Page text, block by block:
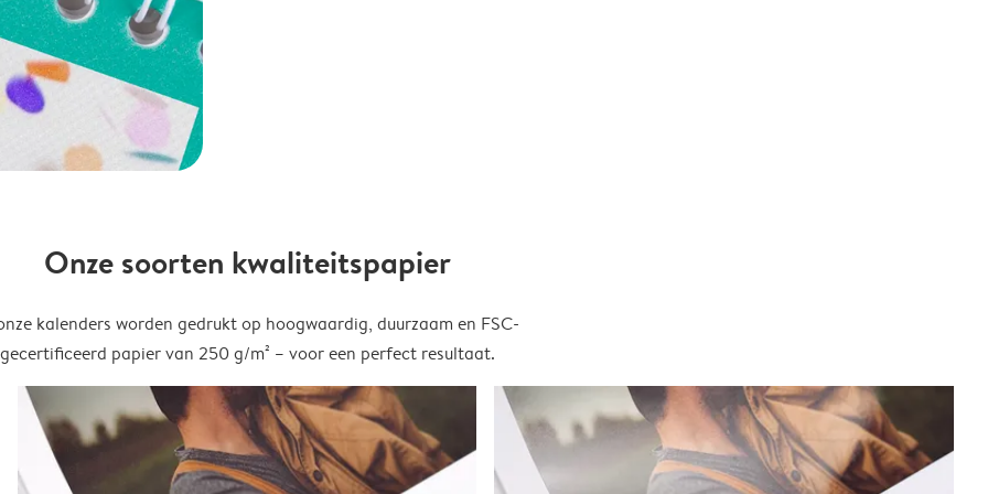
Onze soorten kwaliteitspapier
kalenders worden gedrukt op hoogwaardig, duurzaam en FSC-
gecertificeerd papier van 250 g/m² – voor een perfect resultaat.